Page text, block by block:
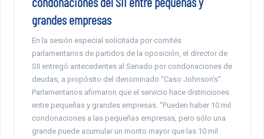
grandes empresas
En la sesión especial solicitada por comités
parlamentarios de partidos de la oposición, el director de
SII entregó antecedentes al Senado por condonaciones de
deudas, a propósito del denominado “Caso Johnson’s”.
Parlamentarios afirmaron que el servicio hace distinciones
entre pequeñas y grandes empresas. “Pueden haber 10 mil
condonaciones a las pequeñas empresas, pero sólo una
grande puede acumular un monto mayor que las 10 mil